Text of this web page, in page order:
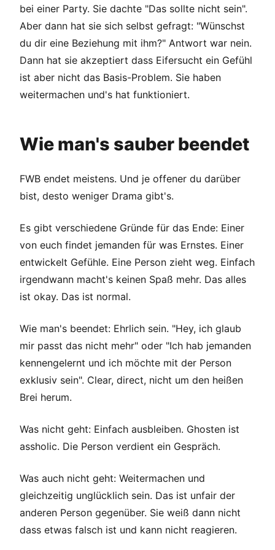
bei einer Party. Sie dachte "Das sollte nicht sein".
Aber dann hat sie sich selbst gefragt: "Wünschst
du dir eine Beziehung mit ihm?" Antwort war nein.
Dann hat sie akzeptiert dass Eifersucht ein Gefühl
ist aber nicht das Basis-Problem. Sie haben
weitermachen und's hat funktioniert.
Wie man's sauber beendet
FWB endet meistens. Und je offener du darüber
bist, desto weniger Drama gibt's.
Es gibt verschiedene Gründe für das Ende: Einer
von euch findet jemanden für was Ernstes. Einer
entwickelt Gefühle. Eine Person zieht weg. Einfach
irgendwann macht's keinen Spaß mehr. Das alles
ist okay. Das ist normal.
Wie man's beendet: Ehrlich sein. "Hey, ich glaub
mir passt das nicht mehr" oder "Ich hab jemanden
kennengelernt und ich möchte mit der Person
exklusiv sein". Clear, direct, nicht um den heißen
Brei herum.
Was nicht geht: Einfach ausbleiben. Ghosten ist
assholic. Die Person verdient ein Gespräch.
Was auch nicht geht: Weitermachen und
gleichzeitig unglücklich sein. Das ist unfair der
anderen Person gegenüber. Sie weiß dann nicht
dass etwas falsch ist und kann nicht reagieren.